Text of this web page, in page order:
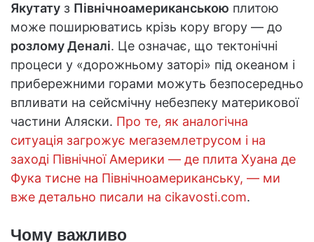
Якутату з Північноамериканською плитою
може поширюватись крізь кору вгору — до
розлому Деналі. Це означає, що тектонічні
процеси у «дорожньому заторі» під океаном і
прибережними горами можуть безпосередньо
впливати на сейсмічну небезпеку материкової
частини Аляски. Про те, як аналогічна
ситуація загрожує мегаземлетрусом і на
заході Північної Америки — де плита Хуана де
Фука тисне на Північноамериканську, — ми
вже детально писали на cikavosti.com.
Чому важливо